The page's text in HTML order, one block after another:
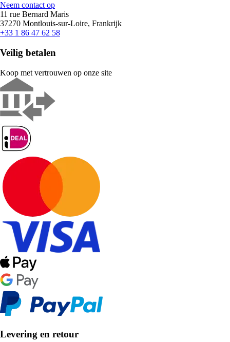
Neem contact op
11 rue Bernard Maris
37270 Montlouis-sur-Loire, Frankrijk
+33 1 86 47 62 58
Veilig betalen
Koop met vertrouwen op onze site
Levering en retour